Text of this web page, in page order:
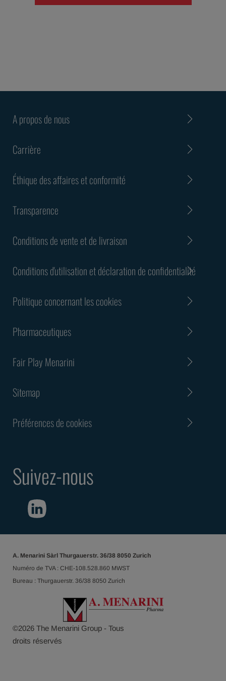
A propos de nous
Carrière
Éthique des affaires et conformité
Transparence
Conditions de vente et de livraison
Conditions d'utilisation et déclaration de confidentialité
Politique concernant les cookies
Pharmaceutiques
Fair Play Menarini
Sitemap
Préférences de cookies
Suivez-nous
A. Menarini Sàrl Thurgauerstr. 36/38 8050 Zurich
Numéro de TVA : CHE-108.528.860 MWST
Bureau : Thurgauerstr. 36/38 8050 Zurich
©2026 The Menarini Group - Tous
droits réservés